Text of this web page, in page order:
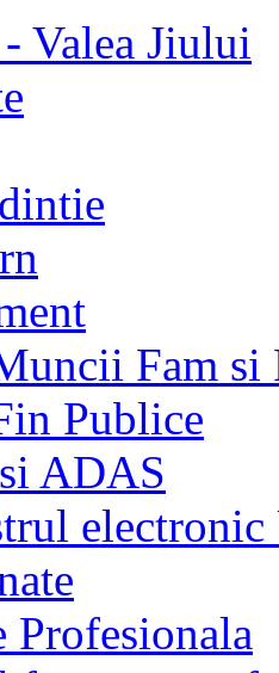
Valea Jiului
Fam si
Publice
ADAS
electronic
Profesionala